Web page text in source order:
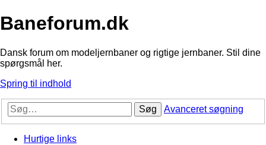
Baneforum.dk
Dansk forum om modeljernbaner og rigtige jernbaner. Stil dine
spørgsmål her.
Spring til indhold
Søg Avanceret søgning
Hurtige links